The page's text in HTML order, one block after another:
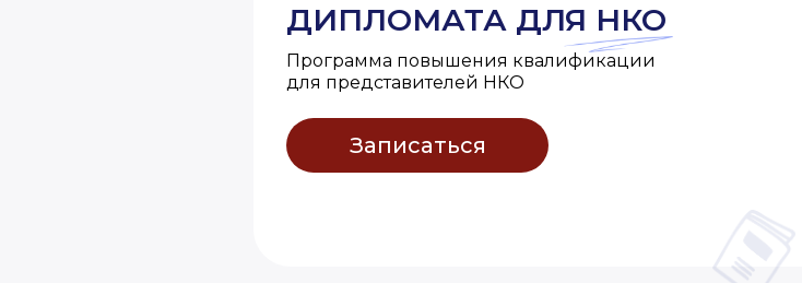
ДИПЛОМАТА ДЛЯ НКО
Программа повышения квалификации
для представителей НКО
Записаться